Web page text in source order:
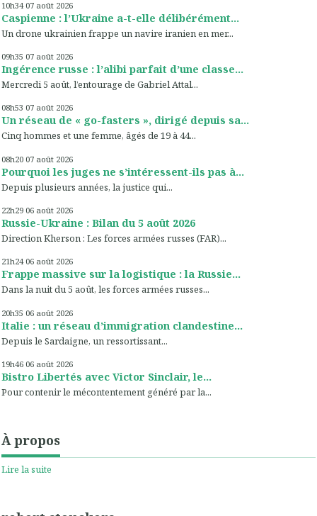
10h34 07 août 2026
Caspienne : l’Ukraine a-t-elle délibérément...
Un drone ukrainien frappe un navire iranien en mer...
09h35 07 août 2026
Ingérence russe : l’alibi parfait d’une classe...
Mercredi 5 août, l’entourage de Gabriel Attal...
08h53 07 août 2026
Un réseau de « go-fasters », dirigé depuis sa...
Cinq hommes et une femme, âgés de 19 à 44...
08h20 07 août 2026
Pourquoi les juges ne s’intéressent-ils pas à...
Depuis plusieurs années, la justice qui...
22h29 06 août 2026
Russie-Ukraine : Bilan du 5 août 2026
Direction Kherson : Les forces armées russes (FAR)...
21h24 06 août 2026
Frappe massive sur la logistique : la Russie...
Dans la nuit du 5 août, les forces armées russes...
20h35 06 août 2026
Italie : un réseau d’immigration clandestine...
Depuis le Sardaigne, un ressortissant...
19h46 06 août 2026
Bistro Libertés avec Victor Sinclair, le...
Pour contenir le mécontentement généré par la...
À propos
Lire la suite